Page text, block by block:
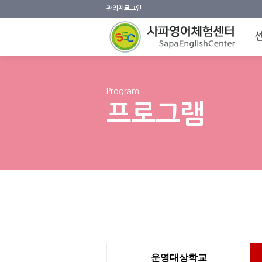
관리자로그인
Program
프로그램
운영대상학교